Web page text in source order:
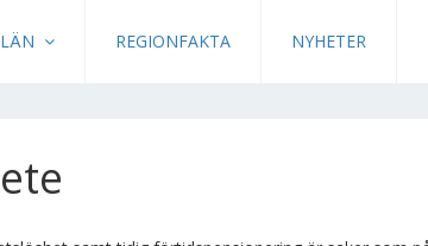
LÄN REGIONFAKTA NYHETER